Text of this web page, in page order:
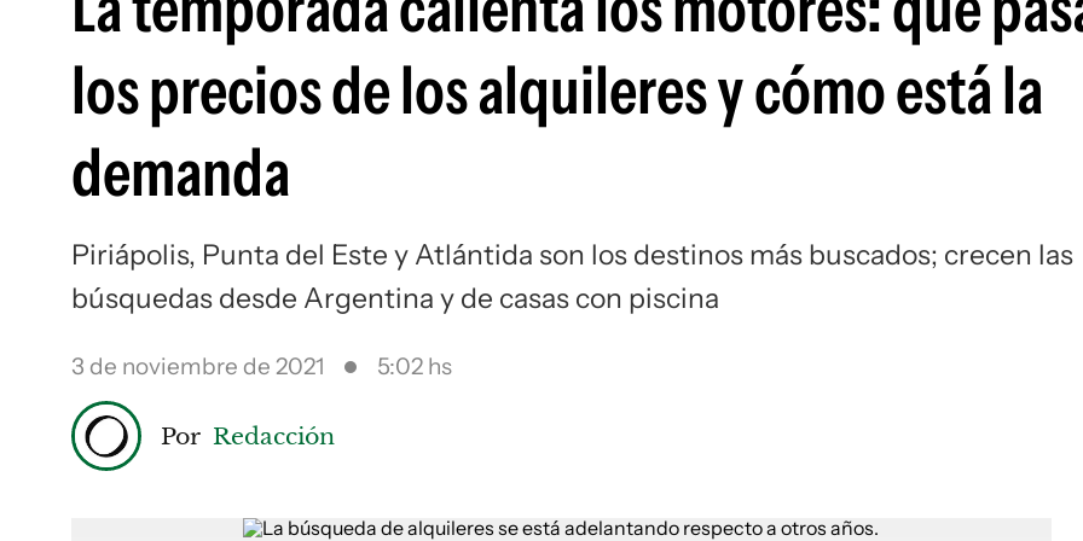
los precios de los alquileres y cómo está la
demanda
Piriápolis, Punta del Este y Atlántida son los destinos más buscados; crecen las
búsquedas desde Argentina y de casas con piscina
3 de noviembre de 2021 5:02 hs
Por Redacción